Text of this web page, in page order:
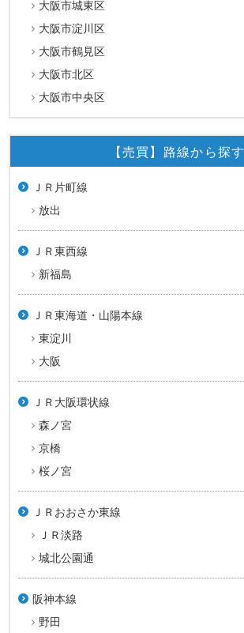
大阪市城東区
大阪市淀川区
大阪市鶴見区
大阪市北区
大阪市中央区
【売買】路線から探す
ＪＲ片町線
放出
ＪＲ東西線
新福島
ＪＲ東海道・山陽本線
東淀川
大阪
ＪＲ大阪環状線
森ノ宮
京橋
桜ノ宮
ＪＲおおさか東線
ＪＲ淡路
城北公園通
阪神本線
野田